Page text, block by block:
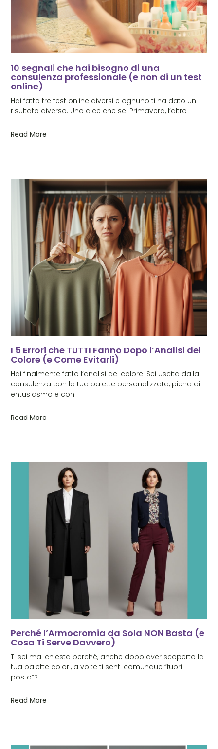
10 segnali che hai bisogno di una
consulenza professionale (e non di un test
online)
Hai fatto tre test online diversi e ognuno ti ha dato un
risultato diverso. Uno dice che sei Primavera, l’altro
Read More
I 5 Errori che TUTTI Fanno Dopo l’Analisi del
Colore (e Come Evitarli)
Hai finalmente fatto l’analisi del colore. Sei uscita dalla
consulenza con la tua palette personalizzata, piena di
entusiasmo e con
Read More
Perché l’Armocromia da Sola NON Basta (e
Cosa Ti Serve Davvero)
Ti sei mai chiesta perché, anche dopo aver scoperto la
tua palette colori, a volte ti senti comunque “fuori
posto”?
Read More